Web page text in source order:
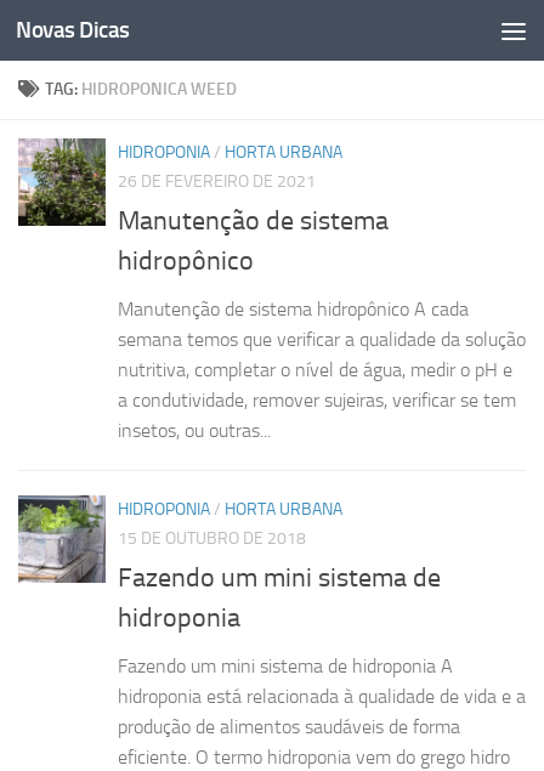
Skip to content
Novas Dicas
TAG: HIDROPONICA WEED
HIDROPONIA/ HORTA URBANA
26 DE FEVEREIRO DE 2021
Manutenção de sistema
hidropônico
Manutenção de sistema hidropônico A cada
semana temos que verificar a qualidade da solução
nutritiva, completar o nível de água, medir o pH e
a condutividade, remover sujeiras, verificar se tem
insetos, ou outras...
HIDROPONIA/ HORTA URBANA
15 DE OUTUBRO DE 2018
Fazendo um mini sistema de
hidroponia
Fazendo um mini sistema de hidroponia A
hidroponia está relacionada à qualidade de vida e a
produção de alimentos saudáveis de forma
eficiente. O termo hidroponia vem do grego hidro